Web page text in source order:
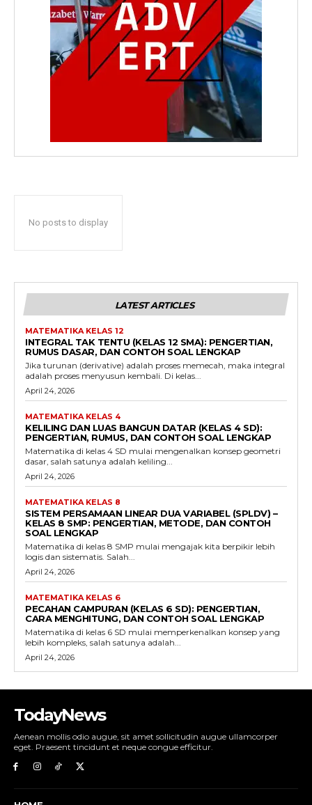
No posts to display
LATEST ARTICLES
MATEMATIKA KELAS 12
INTEGRAL TAK TENTU (KELAS 12 SMA): PENGERTIAN,
RUMUS DASAR, DAN CONTOH SOAL LENGKAP
Jika turunan (derivative) adalah proses memecah, maka integral
adalah proses menyusun kembali. Di kelas...
April 24, 2026
MATEMATIKA KELAS 4
KELILING DAN LUAS BANGUN DATAR (KELAS 4 SD):
PENGERTIAN, RUMUS, DAN CONTOH SOAL LENGKAP
Matematika di kelas 4 SD mulai mengenalkan konsep geometri
dasar, salah satunya adalah keliling...
April 24, 2026
MATEMATIKA KELAS 8
SISTEM PERSAMAAN LINEAR DUA VARIABEL (SPLDV) –
KELAS 8 SMP: PENGERTIAN, METODE, DAN CONTOH
SOAL LENGKAP
Matematika di kelas 8 SMP mulai mengajak kita berpikir lebih
logis dan sistematis. Salah...
April 24, 2026
MATEMATIKA KELAS 6
PECAHAN CAMPURAN (KELAS 6 SD): PENGERTIAN,
CARA MENGHITUNG, DAN CONTOH SOAL LENGKAP
Matematika di kelas 6 SD mulai memperkenalkan konsep yang
lebih kompleks, salah satunya adalah...
April 24, 2026
TodayNews
Aenean mollis odio augue, sit amet sollicitudin augue ullamcorper
eget. Praesent tincidunt et neque congue efficitur.